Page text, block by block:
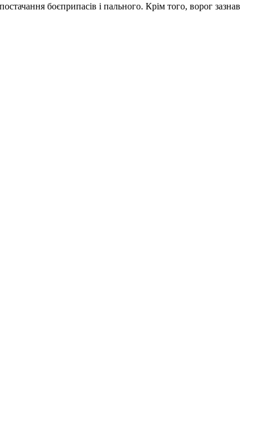
боєприпасів і пального. Крім того, ворог зазнав